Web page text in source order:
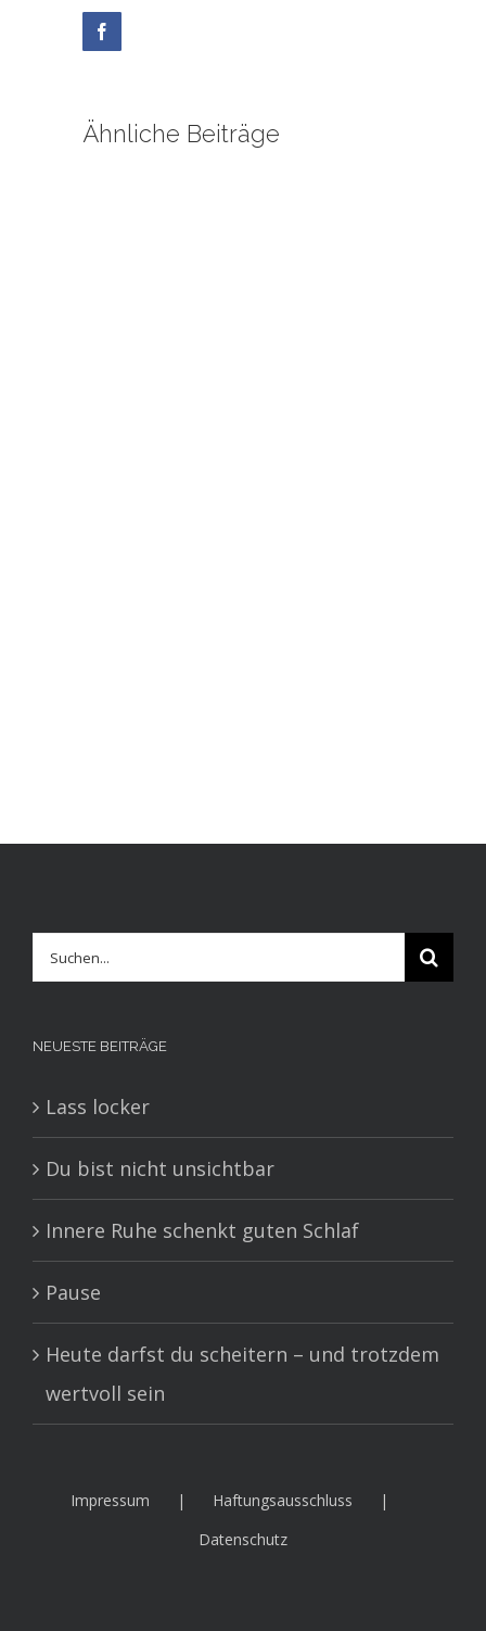
Ähnliche Beiträge
Suche
nach:
NEUESTE BEITRÄGE
Lass locker
Du bist nicht unsichtbar
Innere Ruhe schenkt guten Schlaf
Pause
Heute darfst du scheitern – und trotzdem
wertvoll sein
Impressum
Haftungsausschluss
Datenschutz